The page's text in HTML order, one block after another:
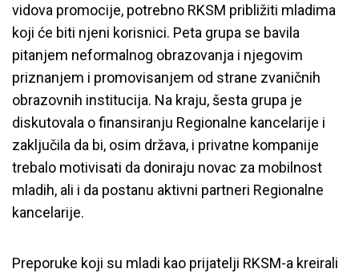
vidova promocije, potrebno RKSM približiti mladima
koji će biti njeni korisnici. Peta grupa se bavila
pitanjem neformalnog obrazovanja i njegovim
priznanjem i promovisanjem od strane zvaničnih
obrazovnih institucija. Na kraju, šesta grupa je
diskutovala o finansiranju Regionalne kancelarije i
zaključila da bi, osim država, i privatne kompanije
trebalo motivisati da doniraju novac za mobilnost
mladih, ali i da postanu aktivni partneri Regionalne
kancelarije.
Preporuke koji su mladi kao prijatelji RKSM-a kreirali